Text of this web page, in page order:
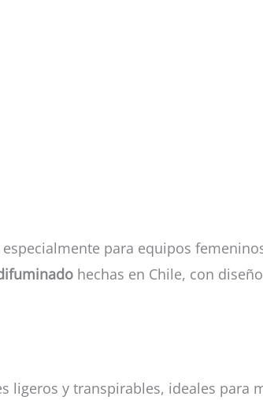
para equipos
hechas en Chile, con
ligeros y transpirables, ideales para